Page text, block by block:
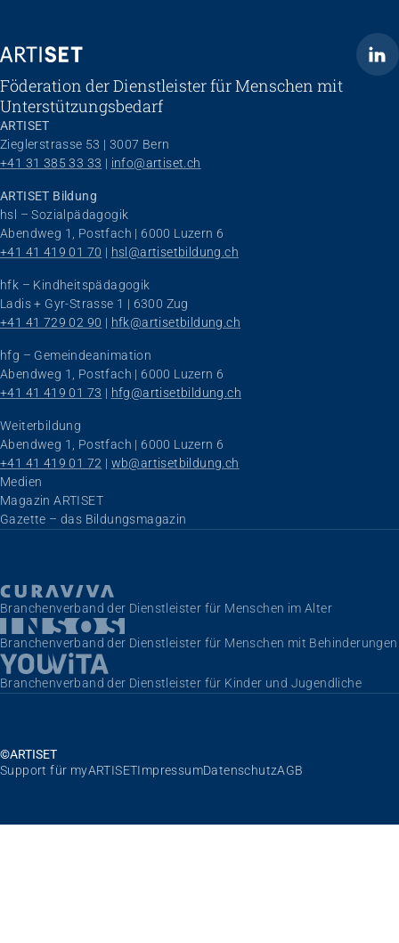
ARTISET
Föderation der Dienstleister für Menschen mit
Unterstützungsbedarf
ARTISET
Zieglerstrasse 53 | 3007 Bern
+41 31 385 33 33 | info@artiset.ch
ARTISET Bildung
hsl – Sozialpädagogik
Abendweg 1, Postfach | 6000 Luzern 6
+41 41 419 01 70 | hsl@artisetbildung.ch
hfk – Kindheitspädagogik
Ladis + Gyr-Strasse 1 | 6300 Zug
+41 41 729 02 90 | hfk@artisetbildung.ch
hfg – Gemeindeanimation
Abendweg 1, Postfach | 6000 Luzern 6
+41 41 419 01 73 | hfg@artisetbildung.ch
Weiterbildung
Abendweg 1, Postfach | 6000 Luzern 6
+41 41 419 01 72 | wb@artisetbildung.ch
Navigation überspringen
Medien
Magazin ARTISET
Gazette – das Bildungsmagazin
Branchenverband der Dienstleister für Menschen im Alter
Branchenverband der Dienstleister für Menschen mit Behinderungen
Branchenverband der Dienstleister für Kinder und Jugendliche
©ARTISET
Navigation überspringen
Support für myARTISETImpressumDatenschutzAGB